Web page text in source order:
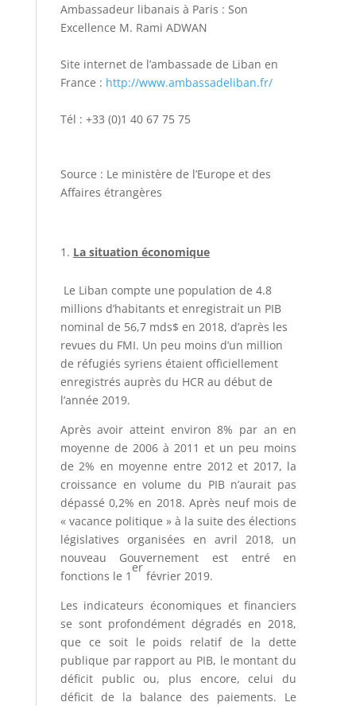
Ambassadeur libanais à Paris : Son
Excellence M. Rami ADWAN
Site internet de l’ambassade de Liban en
France : http://www.ambassadeliban.fr/
Tél : +33 (0)1 40 67 75 75
Source : Le ministère de l’Europe et des
Affaires étrangères
La situation économique
Le Liban compte une population de 4.8
millions d’habitants et enregistrait un PIB
nominal de 56,7 mds$ en 2018, d’après les
revues du FMI. Un peu moins d’un million
de réfugiés syriens étaient officiellement
enregistrés auprès du HCR au début de
l’année 2019.
Après avoir atteint environ 8% par an en
moyenne de 2006 à 2011 et un peu moins
de 2% en moyenne entre 2012 et 2017, la
croissance en volume du PIB n’aurait pas
dépassé 0,2% en 2018. Après neuf mois de
« vacance politique » à la suite des élections
législatives organisées en avril 2018, un
nouveau Gouvernement est entré en
fonctions le 1
er
février 2019.
Les indicateurs économiques et financiers
se sont profondément dégradés en 2018,
que ce soit le poids relatif de la dette
publique par rapport au PIB, le montant du
déficit public ou, plus encore, celui du
déficit de la balance des paiements. Le